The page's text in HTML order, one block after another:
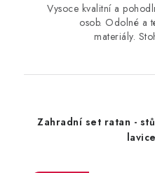
Vysoce kvalitní a
osob. Odolné a
materiály.
Zahradní set ratan -